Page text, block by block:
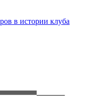
в истории клуба